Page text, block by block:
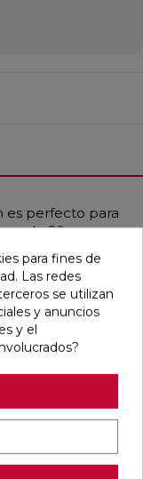
es perfecto para
de 20 mm, su
Con un
emula el aspecto
ofreciendo
espacios al aire
interesar
favorite favorite
para fines de
Las redes
se utilizan
y anuncios
y el